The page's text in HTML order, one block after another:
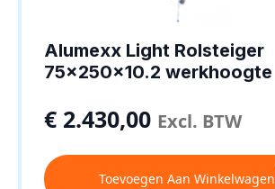
Alumexx Light Rolsteiger
75x250x10.2 werkhoogte
€ 2.430,00 Excl. BTW
Toevoegen Aan Winkelwagen